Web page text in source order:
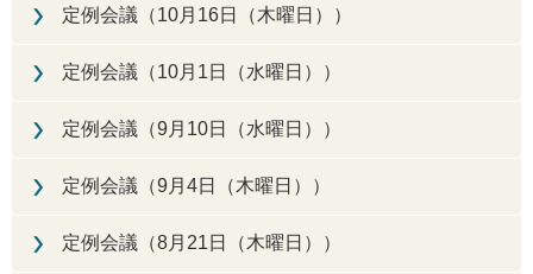
定例会議（10月16日（木曜日））
定例会議（10月1日（水曜日））
定例会議（9月10日（水曜日））
定例会議（9月4日（木曜日））
定例会議（8月21日（木曜日））